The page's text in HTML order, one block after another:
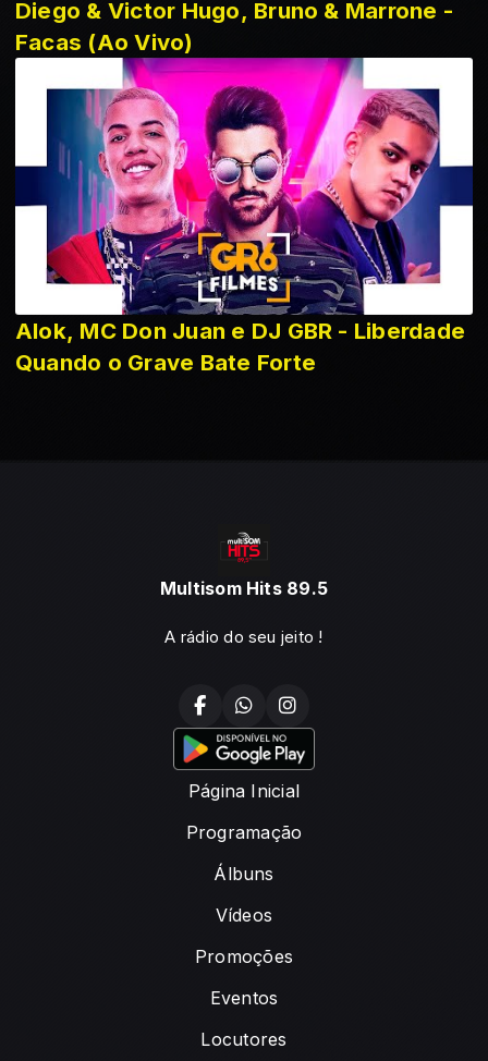
Diego & Victor Hugo, Bruno & Marrone -
Facas (Ao Vivo)
Alok, MC Don Juan e DJ GBR - Liberdade
Quando o Grave Bate Forte
Multisom Hits 89.5
A rádio do seu jeito !
Página Inicial
Programação
Álbuns
Vídeos
Promoções
Eventos
Locutores